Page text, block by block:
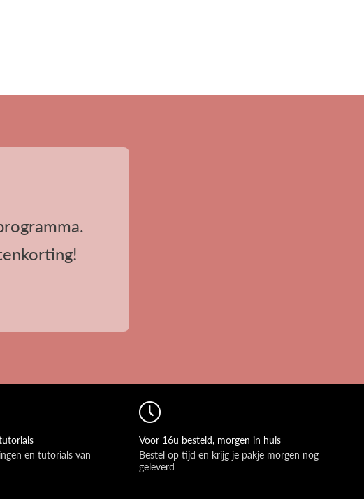
en tutorials van
Voor 16u besteld, morgen in huis
Bestel op tijd en krijg je pakje morgen nog
geleverd